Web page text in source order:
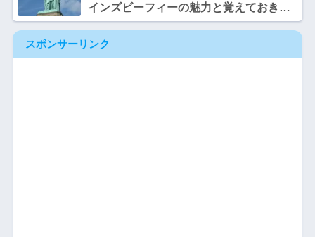
インズビーフィーの魅力と覚えておきた
い注意点とは？【保存版】
スポンサーリンク